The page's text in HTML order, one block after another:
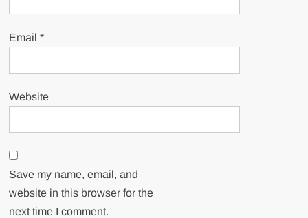
Email*
Website
Save my name, email, and
website in this browser for the
next time I comment.